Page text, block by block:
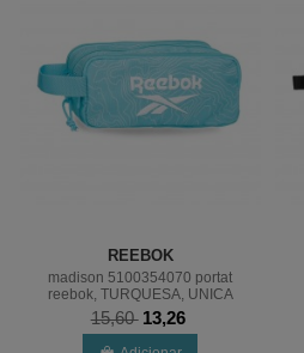
REEBOK
madison 5100354070 portat
reebok, TURQUESA, UNICA
15,60 13,26